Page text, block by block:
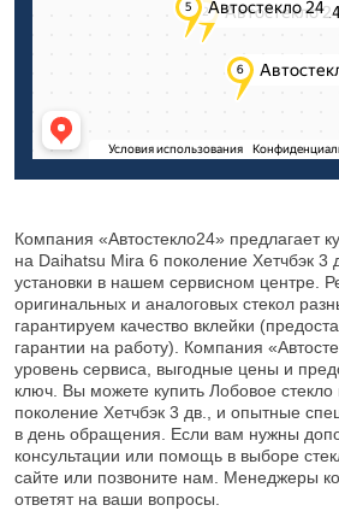
Компания «Автостекло24» предлагает
на Daihatsu Mira 6 поколение Хетчбэк 3
установки в нашем сервисном центре.
оригинальных и аналоговых стекол
гарантируем качество вклейки
гарантии на работу). Компания
уровень сервиса, выгодные цены и
ключ. Вы можете купить Лобовое
поколение Хетчбэк 3 дв., и опытные
в день обращения. Если вам нужны
консультации или помощь в выборе
сайте или позвоните нам. Менеджеры
ответят на ваши вопросы.